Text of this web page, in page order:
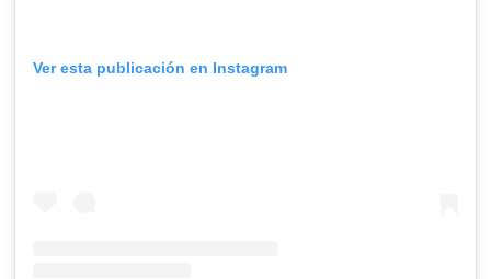
Ver esta publicación en Instagram